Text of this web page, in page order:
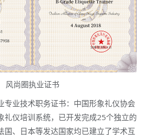
风尚圈执业证书
专业技术职务证书：中国形象礼仪协会
礼仪培训系统，已开发完成25个独立的
国、日本等发达国家均已建立了学术互